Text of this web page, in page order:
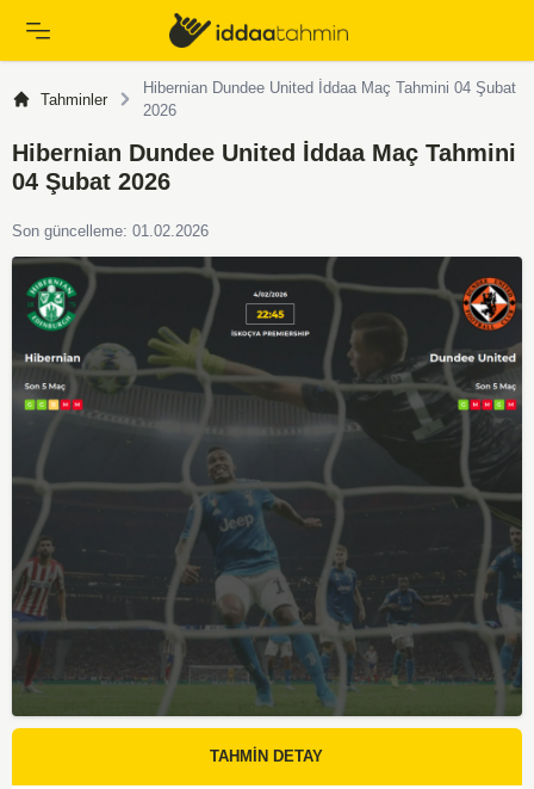
Tahminler
Hibernian Dundee United İddaa Maç Tahmini 04 Şubat
2026
Hibernian Dundee United İddaa Maç Tahmini
04 Şubat 2026
Son güncelleme: 01.02.2026
TAHMİN DETAY